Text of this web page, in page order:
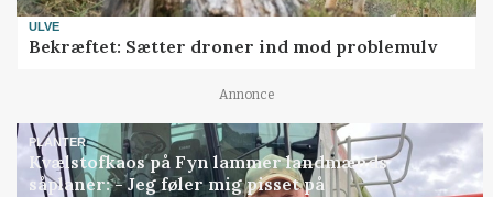
ULVE
Bekræftet: Sætter droner ind mod problemulv
Annonce
PLANTER
Kvælstofkaos på Fyn lammer landmænds
såplaner: - Jeg føler mig pisset på